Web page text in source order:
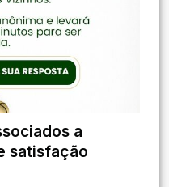
a
satisfação